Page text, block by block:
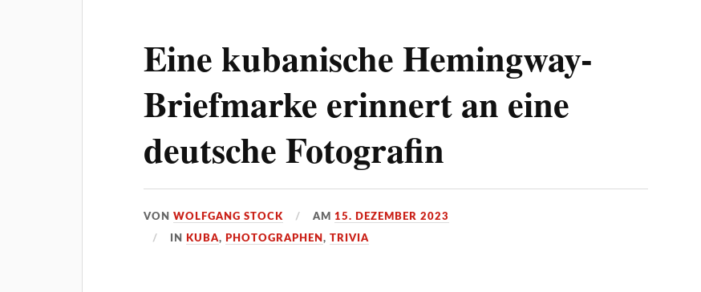
Eine kubanische Hemingway-
Briefmarke erinnert an eine
deutsche Fotografin
VONWOLFGANG STOCK AM15. DEZEMBER 2023
IN KUBA, PHOTOGRAPHEN,TRIVIA